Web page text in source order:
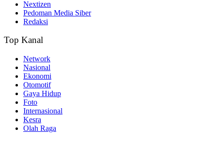
Nextizen
Pedoman Media Siber
Redaksi
Top Kanal
Network
Nasional
Ekonomi
Otomotif
Gaya Hidup
Foto
Internasional
Kesra
Olah Raga